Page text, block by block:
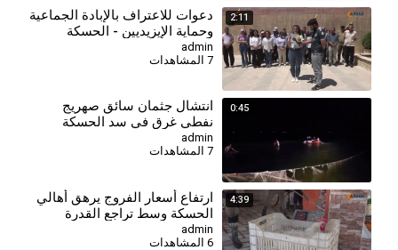
2:11
دعوات للاعتراف بالإبادة الجماعية
وحماية الإيزيديين - الحسكة
admin
7 المشاهدات
0:45
انتشال جثمان سائق صهريج
نفطي غرق في سد الحسكة
الجنوبي
admin
7 المشاهدات
4:39
⁣ارتفاع أسعار الفروج يرهق أهالي
الحسكة وسط تراجع القدرة
الشرائية
admin
6 المشاهدات